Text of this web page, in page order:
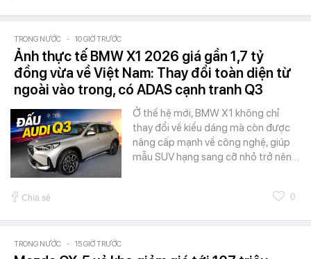
TRONG NƯỚC - 10 GIỜ TRƯỚC
Ảnh thực tế BMW X1 2026 giá gần 1,7 tỷ
đồng vừa về Việt Nam: Thay đổi toàn diện từ
ngoài vào trong, có ADAS cạnh tranh Q3
Ở thế hệ mới, BMW X1 không chỉ
thay đổi về kiểu dáng mà còn được
nâng cấp mạnh về công nghệ, giúp
mẫu SUV hạng sang cỡ nhỏ trở nên…
Chia sẻ 0
TRONG NƯỚC - 15 GIỜ TRƯỚC